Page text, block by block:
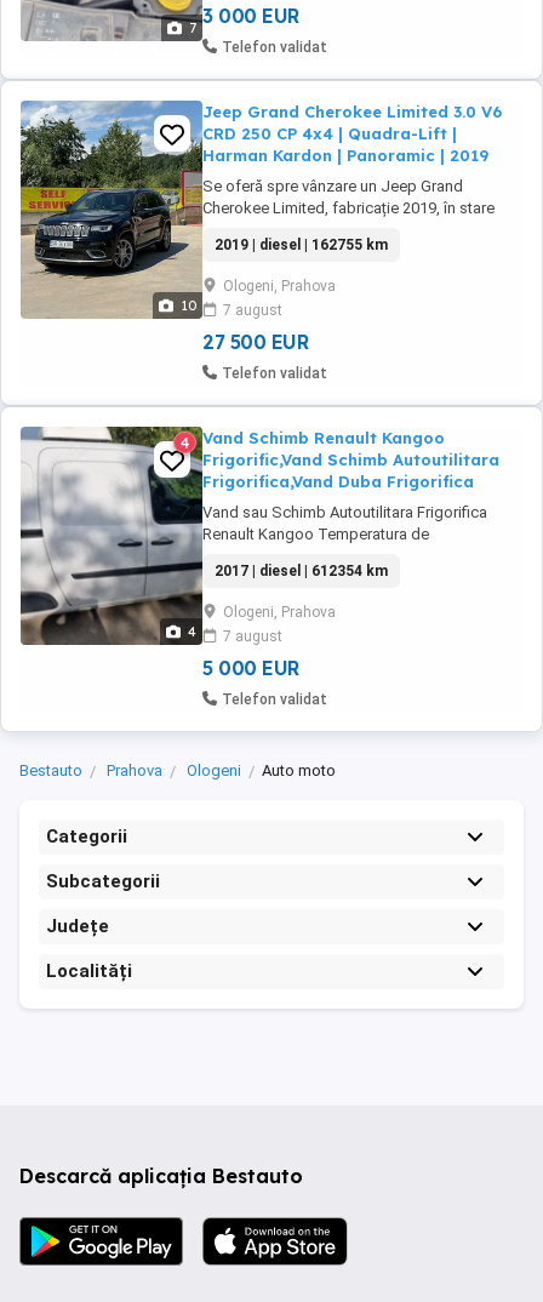
7 3 000 EUR
Telefon validat
10
Jeep Grand Cherokee Limited 3.0 V6
CRD 250 CP 4x4 | Quadra-Lift |
Harman Kardon | Panoramic | 2019
Se oferă spre vânzare un Jeep Grand
Cherokee Limited, fabricație 2019, în stare
Autoturism premium, ideal atât pentru
utilizarea zilnică, cât și pentru călătorii lungi,
datorită confortului excepțional și
performanțelor sistemului de tracțiune
integrală. Preț: ...
2019 | diesel | 162755 km
Ologeni, Prahova
7 august
27 500 EUR
Telefon validat
4
4
Vand Schimb Renault Kangoo
Frigorific,Vand Schimb Autoutilitara
Frigorifica,Vand Duba Frigorifica
Vand sau Schimb Autoutilitara Frigorifica
Renault Kangoo Temperatura de
Sarcina utila:768kg Anvelope de iarna
SUNATI LA:
2017 | diesel | 612354 km
Ologeni, Prahova
7 august
5 000 EUR
Telefon validat
Bestauto Prahova Ologeni Auto moto
Categorii
Subcategorii
Județe
Localități
Descarcă aplicația Bestauto